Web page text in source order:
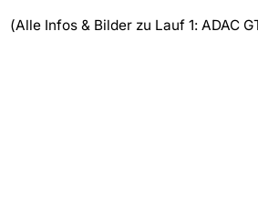
(Alle Infos & Bilder zu Lauf 1: ADAC